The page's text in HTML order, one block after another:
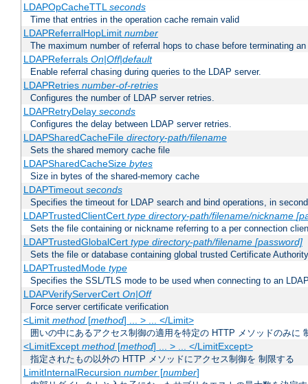
LDAPOpCacheTTLseconds
Time that entries in the operation cache remain valid
LDAPReferralHopLimit number
The maximum number of referral hops to chase before terminating
LDAPReferrals On|Off|default
Enable referral chasing during queries to the LDAP server.
LDAPRetries number-of-retries
Configures the number of LDAP server retries.
LDAPRetryDelay seconds
Configures the delay between LDAP server retries.
LDAPSharedCacheFile directory-path/filename
Sets the shared memory cache file
LDAPSharedCacheSize bytes
Size in bytes of the shared-memory cache
LDAPTimeout seconds
Specifies the timeout for LDAP search and bind operations, in
LDAPTrustedClientCert type directory-path/filename/nickname
Sets the file containing or nickname referring to a per connection
LDAPTrustedGlobalCert type directory-path/filename [password]
Sets the file or database containing global trusted Certificate
LDAPTrustedMode type
Specifies the SSL/TLS mode to be used when connecting to an
LDAPVerifyServerCert On|Off
Force server certificate verification
<Limit method[method] ... > ... </Limit>
囲いの中にあるアクセス制御の適用を特定の HTTP メソッドのみに
<LimitExcept method[method] ... > ... </LimitExcept>
指定されたもの以外の HTTP メソッドにアクセス制御を 制限する
LimitInternalRecursion number[number]